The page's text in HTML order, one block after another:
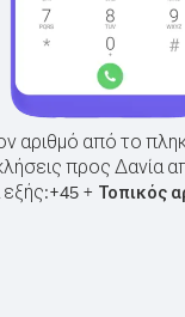
αριθμό από το
προς Δανία
+45 + Τοπικός